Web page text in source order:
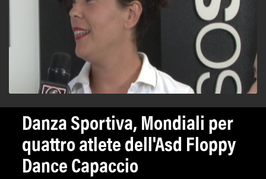
Danza Sportiva, Mondiali per
quattro atlete dell'Asd Floppy
Dance Capaccio